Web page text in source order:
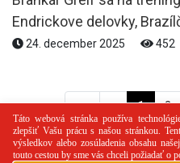
Endrickove delovky,
24. december 2025 452
<< < 1 2